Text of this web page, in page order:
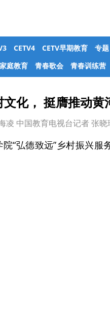
CETV4 CETV早期教育 专题
家庭教育 青春歌会 青春训练营
化， 挺膺推动
中国教育电视台记者 张晓
“弘德致远”乡村振兴服